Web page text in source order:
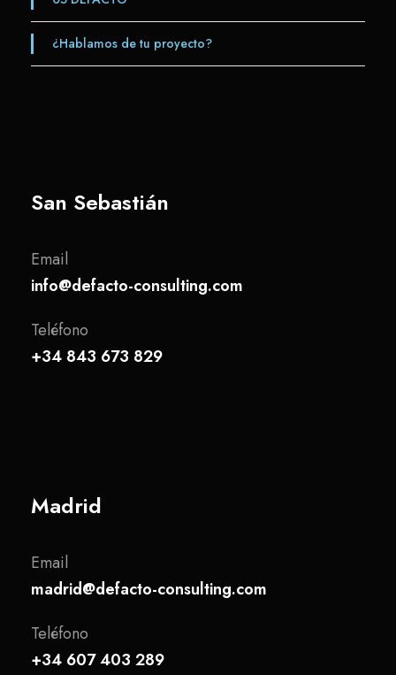
¿Hablamos de tu proyecto?
San Sebastián
Email
info@defacto-consulting.com
Teléfono
+34 843 673 829
Madrid
Email
madrid@defacto-consulting.com
Teléfono
+34 607 403 289